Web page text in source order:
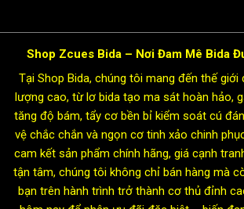
Shop Zcues Bida – Nơi Đam Mê Bida
Tại Shop Bida, chúng tôi mang đến thế giới
lượng cao, từ lơ bida tạo ma sát hoàn hảo,
tăng độ bám, tẩy cơ bền bỉ kiểm soát cú
vệ chắc chắn và ngọn cơ tinh xảo chinh
cam kết sản phẩm chính hãng, giá cạnh
tận tâm, chúng tôi không chỉ bán hàng mà
bạn trên hành trình trở thành cơ thủ đỉnh